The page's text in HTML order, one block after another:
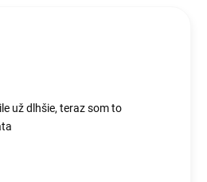
už dlhšie, teraz som to